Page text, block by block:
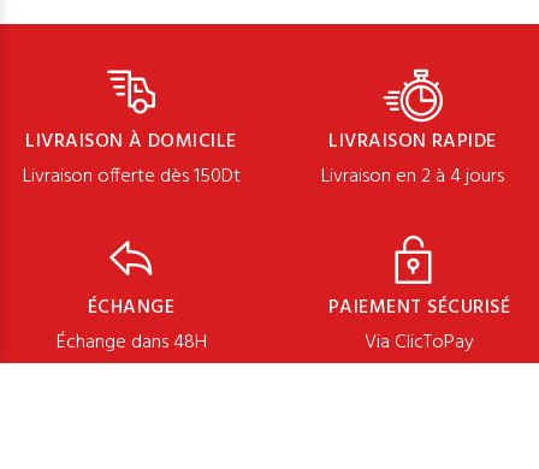
LIVRAISON À DOMICILE
Livraison offerte dès 150Dt
LIVRAISON RAPIDE
Livraison en 2 à 4 jours
ÉCHANGE
Échange dans 48H
PAIEMENT SÉCURISÉ
Via ClicToPay